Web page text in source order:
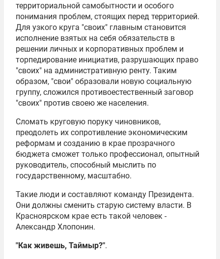
территориальной самобытности и особого
понимания проблем, стоящих перед территорией.
Для узкого круга "своих" главным становится
исполнение взятых на себя обязательств в
решении личных и корпоративных проблем и
торпедирование инициатив, разрушающих право
"своих" на административную ренту. Таким
образом, "свои" образовали новую социальную
группу, сложился противоестественный заговор
"своих" против своею же населения.
Сломать круговую поруку чиновников,
преодолеть их сопротивление экономическим
реформам и созданию в крае прозрачного
бюджета сможет только профессионал, опытный
руководитель, способный мыслить по
государственному, масштабно.
Такие люди и составляют команду Президента.
Они должны сменить старую систему власти. В
Красноярском крае есть такой человек -
Александр Хлопонин.
"Как живешь, Таймыр?".